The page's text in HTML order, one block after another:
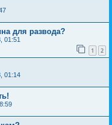
для развода?
01:51
1 2
01:14